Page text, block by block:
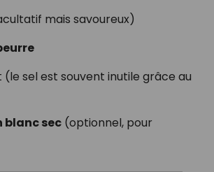
mais savoureux)
(le sel est souvent inutile grâce au
blanc sec(optionnel, pour